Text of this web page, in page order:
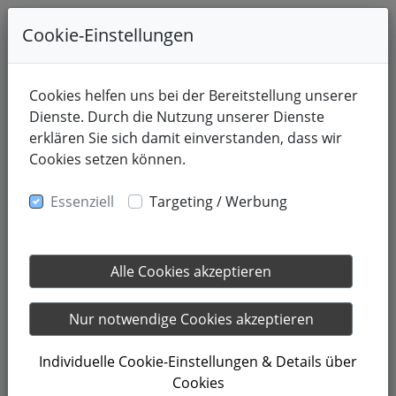
Mai = Spargelzeit
Die einen lieben ihn, die anderen hassen ihn: Spargel!
Cookie-Einstellungen
Cookies helfen uns bei der Bereitstellung unserer
Dienste. Durch die Nutzung unserer Dienste
erklären Sie sich damit einverstanden, dass wir
Cookies setzen können.
Essenziell Targeting / Werbung
Alle Cookies akzeptieren
Nur notwendige Cookies akzeptieren
Individuelle Cookie-Einstellungen & Details über
Cookies